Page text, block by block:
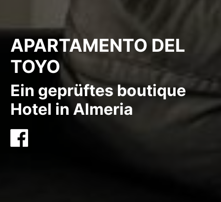
APARTAMENTO DEL
TOYO
Ein geprüftes boutique
Hotel in Almeria